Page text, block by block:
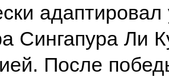
Сингапура Ли
После